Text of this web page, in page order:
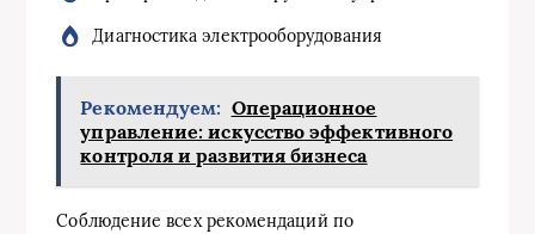
Диагностика электрооборудования
Рекомендуем: Операционное
управление: искусство эффективного
контроля и развития бизнеса
Соблюдение всех рекомендаций по